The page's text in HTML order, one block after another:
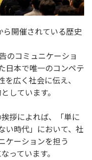
ら開催されている歴史
のコミュニケーショ
日本で唯一のコンペテ
広く社会に伝え、
しています。
拶によれば、「単に
い時代」において、社
ケーションを担う
っています。